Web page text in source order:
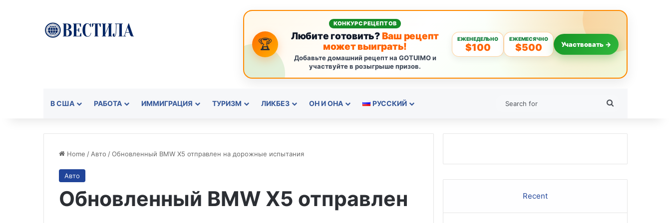
🏆
КОНКУРС РЕЦЕПТОВ
Любите готовить?Ваш рецепт
может выиграть!
Добавьте домашний рецепт на GOTUIMO и
участвуйте в розыгрыше призов.
ЕЖЕНЕДЕЛЬНО
$100
ЕЖЕМЕСЯЧНО
$500 Участвовать →
В США РАБОТА ИММИГРАЦИЯ ТУРИЗМ ЛИКБЕЗ ОН И ОНА РУССКИЙ
Home / Авто /Обновленный BMW X5 отправлен на дорожные испытания
Авто
Обновленный BMW X5 отправлен
Recent